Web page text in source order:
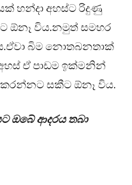
හන්දා අහස්ට රිදුණු
ඕනෑ විය.නමුත් සමහර
බිම නොතබනතාක්
ඒ පාඩම ඉක්මනින්
සකීට ඕනෑ විය.
ඔබේ ආදරය තබා